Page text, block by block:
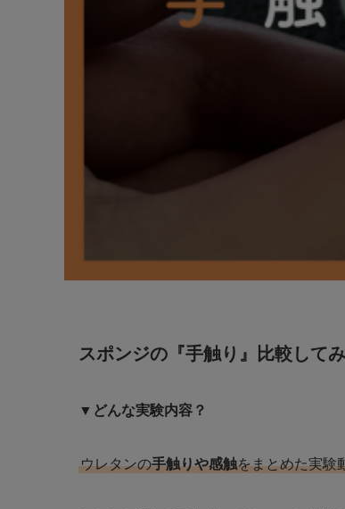
スポンジの『手触り』比較して
▼どんな実験内容？
ウレタンの手触りや感触をまとめた実験